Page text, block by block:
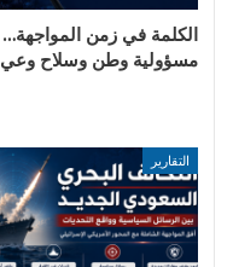
الكلمة في زمن المواجهة…
مسؤولية وطن وسلاح وعي
التقارير